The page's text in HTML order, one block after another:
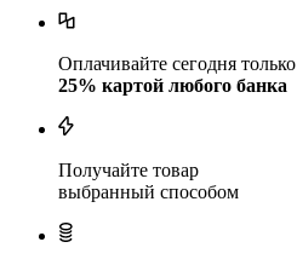
Оплачивайте сегодня только
25% картой любого банка
Получайте товар
выбранный способом